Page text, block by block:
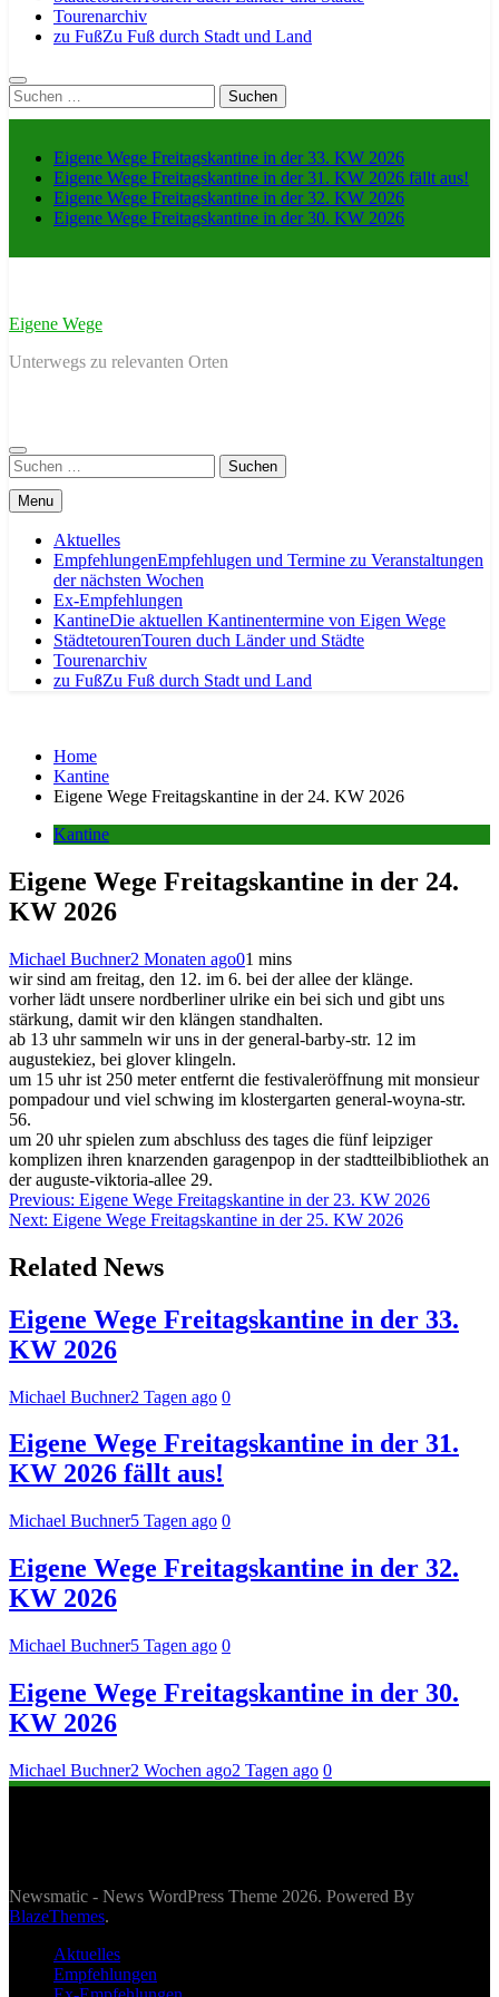
Tourenarchiv
zu FußZu Fuß durch Stadt und Land
Suche
nach:
Eigene Wege Freitagskantine in der 33. KW 2026
Eigene Wege Freitagskantine in der 31. KW 2026 fällt aus!
Eigene Wege Freitagskantine in der 32. KW 2026
Eigene Wege Freitagskantine in der 30. KW 2026
Eigene Wege
Unterwegs zu relevanten Orten
Suche
nach:
Menu
Aktuelles
EmpfehlungenEmpfehlugen und Termine zu Veranstaltungen
der nächsten Wochen
Ex-Empfehlungen
KantineDie aktuellen Kantinentermine von Eigen Wege
StädtetourenTouren duch Länder und Städte
Tourenarchiv
zu FußZu Fuß durch Stadt und Land
Home
Kantine
Eigene Wege Freitagskantine in der 24. KW 2026
Kantine
Eigene Wege Freitagskantine in der 24.
KW 2026
Michael Buchner2 Monaten ago01 mins
wir sind am freitag, den 12. im 6. bei der allee der klänge.
vorher lädt unsere nordberliner ulrike ein bei sich und gibt uns
stärkung, damit wir den klängen standhalten.
ab 13 uhr sammeln wir uns in der general-barby-str. 12 im
augustekiez, bei glover klingeln.
um 15 uhr ist 250 meter entfernt die festivaleröffnung mit monsieur
pompadour und viel schwing im klostergarten general-woyna-str.
56.
um 20 uhr spielen zum abschluss des tages die fünf leipziger
komplizen ihren knarzenden garagenpop in der stadtteilbibliothek an
der auguste-viktoria-allee 29.
Beitragsnavigation
Previous: Eigene Wege Freitagskantine in der 23. KW 2026
Next: Eigene Wege Freitagskantine in der 25. KW 2026
Related News
Eigene Wege Freitagskantine in der 33.
KW 2026
Michael Buchner2 Tagen ago 0
Eigene Wege Freitagskantine in der 31.
KW 2026 fällt aus!
Michael Buchner5 Tagen ago 0
Eigene Wege Freitagskantine in der 32.
KW 2026
Michael Buchner5 Tagen ago 0
Eigene Wege Freitagskantine in der 30.
KW 2026
Michael Buchner2 Wochen ago2 Tagen ago 0
Newsmatic - News WordPress Theme 2026. Powered By
BlazeThemes.
Aktuelles
Empfehlungen